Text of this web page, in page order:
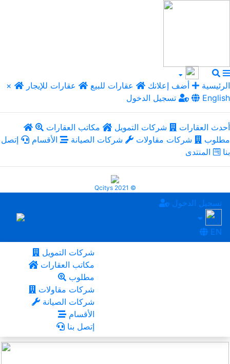
× الرئيسية أضف إعلانك عقارات للبيع
عقارات للإيجار
تسجيل الدخول
English
أحدث العقارات شركات التمويل
مكاتب العقارات
مطلوب
شركات مقاولات شركات الصيانة الأقسام
إتصل
بنا
المنتدى
Qcitys 2021 ©
تسجيل الدخول
EN
شركات التمويل
مكاتب العقارات
مطلوب
شركات مقاولات
شركات الصيانة
الأقسام
إتصل بنا